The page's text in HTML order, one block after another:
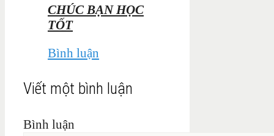
CHÚC BẠN HỌC
TỐT
Bình luận
Viết một bình luận
Bình luận